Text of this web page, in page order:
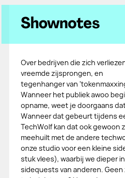
Shownotes
Over bedrijven die zich
vreemde zijsprongen, en
tegenhanger van
Wanneer het publiek awoo
opname, weet je doorgaans
Wanneer dat gebeurt tijdens
TechWolf kan dat ook gewoon
meehuilt met de andere
onze studio voor een kleine
stuk vlees), waarbij we dieper
sidequests van anderen. Geen